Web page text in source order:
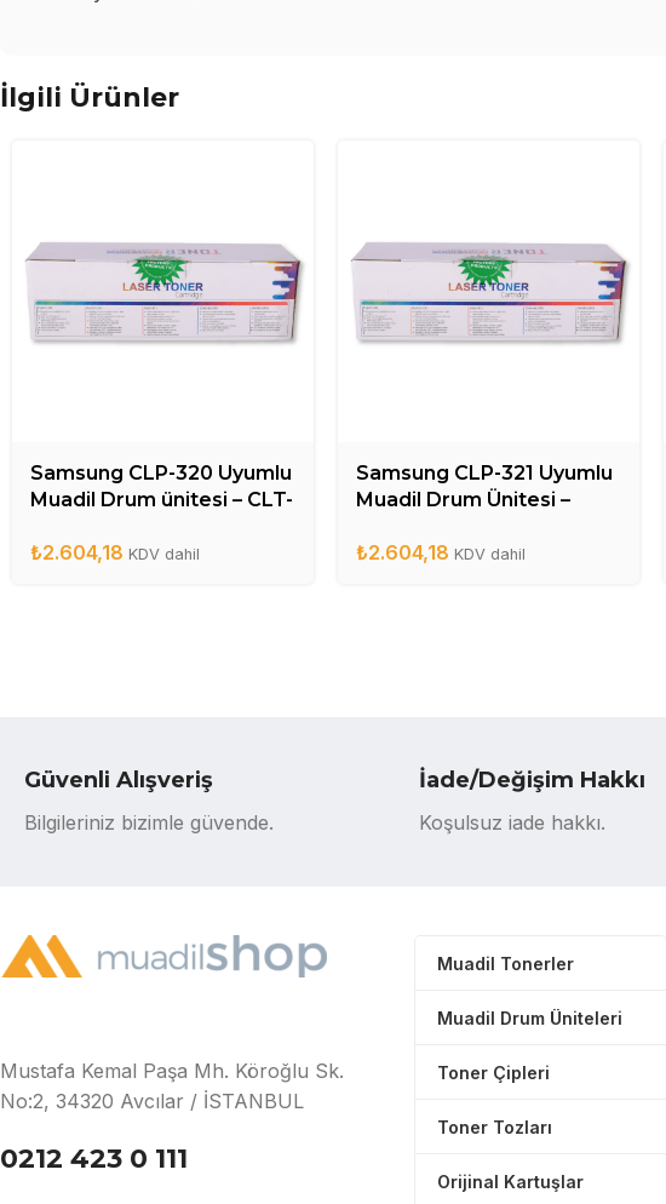
İlgili Ürünler
Samsung CLP-320 Uyumlu
Muadil Drum ünitesi – CLT-
₺2.604,18 KDV dahil
Samsung CLP-321 Uyumlu
Muadil Drum Ünitesi –
₺2.604,18 KDV dahil
Güvenli Alışveriş
Bilgileriniz bizimle güvende.
İade/Değişim Hakkı
Koşulsuz iade hakkı.
Mustafa Kemal Paşa Mh. Köroğlu Sk.
No:2, 34320 Avcılar / İSTANBUL
0212 423 0 111
Muadil Tonerler
Muadil Drum Üniteleri
Toner Çipleri
Toner Tozları
Orijinal Kartuşlar